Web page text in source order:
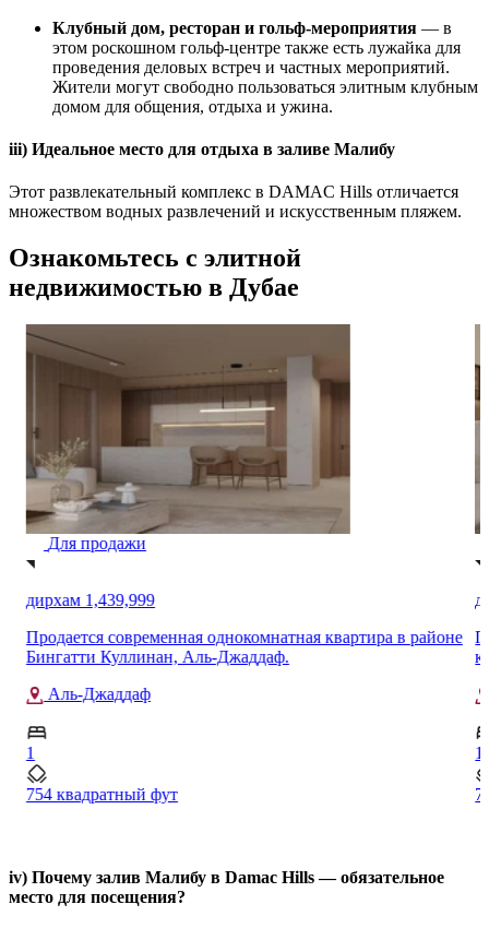
Клубный дом, ресторан и гольф-мероприятия — в
этом роскошном гольф-центре также есть лужайка для
проведения деловых встреч и частных мероприятий.
Жители могут свободно пользоваться элитным клубным
домом для общения, отдыха и ужина.
iii) Идеальное место для отдыха в заливе Малибу
Этот развлекательный комплекс в DAMAC Hills отличается
множеством водных развлечений и искусственным пляжем.
Ознакомьтесь с элитной
недвижимостью в Дубае
Для продажи
дирхам 1,439,999
Продается современная однокомнатная квартира в районе
Бингатти Куллинан, Аль-Джаддаф.
Аль-Джаддаф
1
754 квадратный фут
1
iv) Почему залив Малибу в Damac Hills — обязательное
место для посещения?